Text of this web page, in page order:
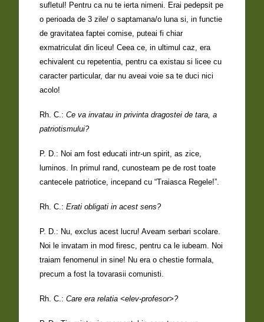
sufletul! Pentru ca nu te ierta nimeni. Erai pedepsit pe
o perioada de 3 zile/ o saptamana/o luna si, in functie
de gravitatea faptei comise, puteai fi chiar
exmatriculat din liceu! Ceea ce, in ultimul caz, era
echivalent cu repetentia, pentru ca existau si licee cu
caracter particular, dar nu aveai voie sa te duci nici
acolo!
Rh. C.:Ce va invatau in privinta dragostei de tara, a
patriotismului?
P. D.: Noi am fost educati intr-un spirit, as zice,
luminos. In primul rand, cunosteam pe de rost toate
cantecele patriotice, incepand cu “Traiasca Regele!”.
Rh. C.:Erati obligati in acest sens?
P. D.: Nu, exclus acest lucru! Aveam serbari scolare.
Noi le invatam in mod firesc, pentru ca le iubeam. Noi
traiam fenomenul in sine! Nu era o chestie formala,
precum a fost la tovarasii comunisti.
Rh. C.:Care era relatia <elev-profesor>?